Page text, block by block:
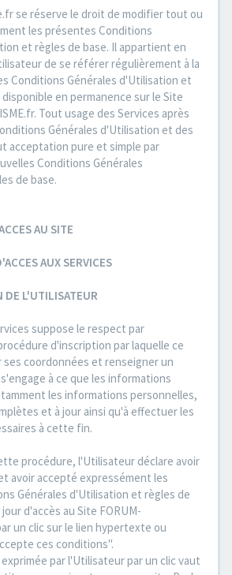
se réserve le droit de modifier tout ou
les présentes Conditions
et règles de base. Il appartient en
de se référer régulièrement à la
Conditions Générales d'Utilisation et
en permanence sur le Site
Tout usage des Services après
Générales d'Utilisation et des
acceptation pure et simple par
Conditions Générales
de base.
AU SITE
AUX SERVICES
L'UTILISATEUR
suppose le respect par
d'inscription par laquelle ce
coordonnées et renseigner un
à ce que les informations
les informations personnelles,
et à jour ainsi qu'à effectuer les
à cette fin.
procédure, l'Utilisateur déclare avoir
avoir accepté expressément les
Générales d'Utilisation et règles de
d'accès au Site FORUM-
un clic sur le lien hypertexte ou
ces conditions".
par l'Utilisateur par un clic vaut